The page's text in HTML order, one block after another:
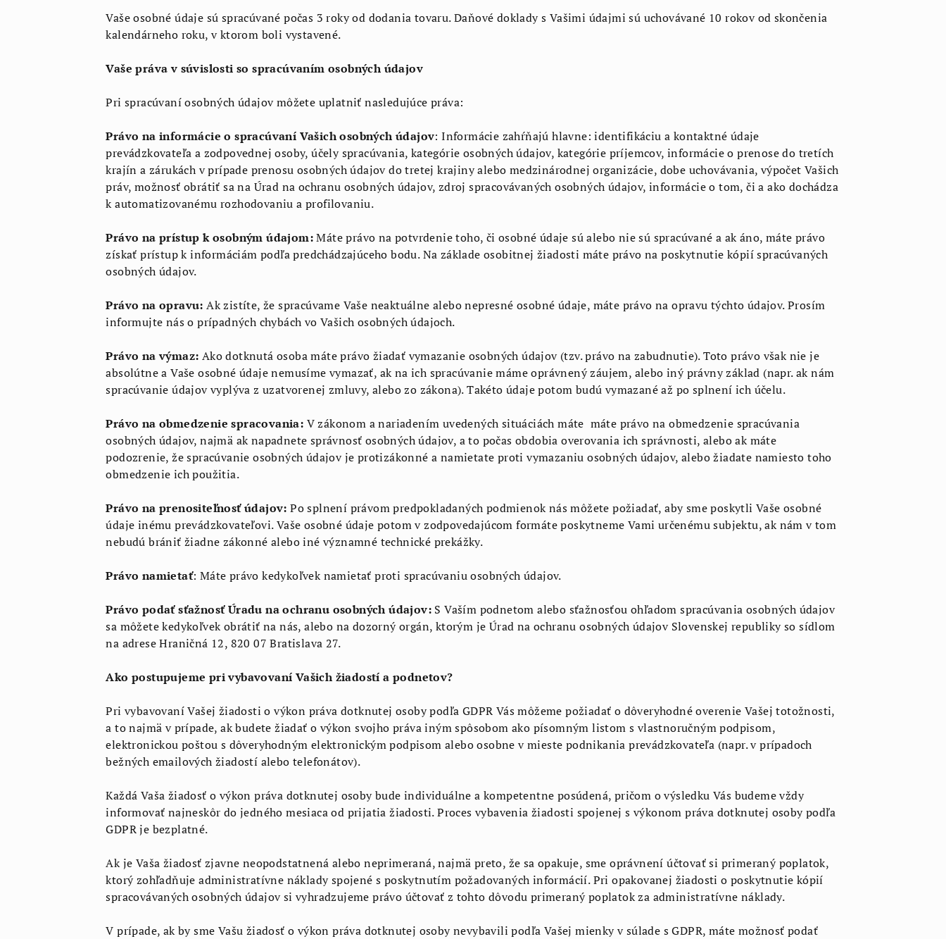
Vaše osobné údaje sú spracúvané počas 3 roky od dodania tovaru. Daňové doklady s Vašimi údajmi sú uchovávané 10 rokov od skončenia
kalendárneho roku, v ktorom boli vystavené.
Vaše práva v súvislosti so spracúvaním osobných údajov
Pri spracúvaní osobných údajov môžete uplatniť nasledujúce práva:
Právo na informácie o spracúvaní Vašich osobných údajov: Informácie zahŕňajú hlavne: identifikáciu a kontaktné údaje
prevádzkovateľa a zodpovednej osoby, účely spracúvania, kategórie osobných údajov, kategórie príjemcov, informácie o prenose do tretích
krajín a zárukách v prípade prenosu osobných údajov do tretej krajiny alebo medzinárodnej organizácie, dobe uchovávania, výpočet Vašich
práv, možnosť obrátiť sa na Úrad na ochranu osobných údajov, zdroj spracovávaných osobných údajov, informácie o tom, či a ako dochádza
k automatizovanému rozhodovaniu a profilovaniu.
Právo na prístup k osobným údajom:Máte právo na potvrdenie toho, či osobné údaje sú alebo nie sú spracúvané a ak áno, máte právo
získať prístup k informáciám podľa predchádzajúceho bodu. Na základe osobitnej žiadosti máte právo na poskytnutie kópií spracúvaných
osobných údajov.
Právo na opravu: Ak zistíte, že spracúvame Vaše neaktuálne alebo nepresné osobné údaje, máte právo na opravu týchto údajov. Prosím
informujte nás o prípadných chybách vo Vašich osobných údajoch.
Právo na výmaz: Ako dotknutá osoba máte právo žiadať vymazanie osobných údajov (tzv. právo na zabudnutie). Toto právo však nie je
absolútne a Vaše osobné údaje nemusíme vymazať, ak na ich spracúvanie máme oprávnený záujem, alebo iný právny základ (napr. ak nám
spracúvanie údajov vyplýva z uzatvorenej zmluvy, alebo zo zákona). Takéto údaje potom budú vymazané až po splnení ich účelu.
Právo na obmedzenie spracovania: V zákonom a nariadením uvedených situáciách máte máte právo na obmedzenie spracúvania
osobných údajov, najmä ak napadnete správnosť osobných údajov, a to počas obdobia overovania ich správnosti, alebo ak máte
podozrenie, že spracúvanie osobných údajov je protizákonné a namietate proti vymazaniu osobných údajov, alebo žiadate namiesto toho
obmedzenie ich použitia.
Právo na prenositeľnosť údajov: Po splnení právom predpokladaných podmienok nás môžete požiadať, aby sme poskytli Vaše osobné
údaje inému prevádzkovateľovi. Vaše osobné údaje potom v zodpovedajúcom formáte poskytneme Vami určenému subjektu, ak nám v tom
nebudú brániť žiadne zákonné alebo iné významné technické prekážky.
Právo namietať: Máte právo kedykoľvek namietať proti spracúvaniu osobných údajov.
Právo podať sťažnosť Úradu na ochranu osobných údajov: S Vaším podnetom alebo sťažnosťou ohľadom spracúvania osobných údajov
sa môžete kedykoľvek obrátiť na nás, alebo na dozorný orgán, ktorým je Úrad na ochranu osobných údajov Slovenskej republiky so sídlom
na adrese Hraničná 12, 820 07 Bratislava 27.
Ako postupujeme pri vybavovaní Vašich žiadostí a podnetov?
Pri vybavovaní Vašej žiadosti o výkon práva dotknutej osoby podľa GDPR Vás môžeme požiadať o dôveryhodné overenie Vašej totožnosti,
a to najmä v prípade, ak budete žiadať o výkon svojho práva iným spôsobom ako písomným listom s vlastnoručným podpisom,
elektronickou poštou s dôveryhodným elektronickým podpisom alebo osobne v mieste podnikania prevádzkovateľa (napr. v prípadoch
bežných emailových žiadostí alebo telefonátov).
Každá Vaša žiadosť o výkon práva dotknutej osoby bude individuálne a kompetentne posúdená, pričom o výsledku Vás budeme vždy
informovať najneskôr do jedného mesiaca od prijatia žiadosti. Proces vybavenia žiadosti spojenej s výkonom práva dotknutej osoby podľa
GDPR je bezplatné.
Ak je Vaša žiadosť zjavne neopodstatnená alebo neprimeraná, najmä preto, že sa opakuje, sme oprávnení účtovať si primeraný poplatok,
ktorý zohľadňuje administratívne náklady spojené s poskytnutím požadovaných informácií. Pri opakovanej žiadosti o poskytnutie kópií
spracovávaných osobných údajov si vyhradzujeme právo účtovať z tohto dôvodu primeraný poplatok za administratívne náklady.
V prípade, ak by sme Vašu žiadosť o výkon práva dotknutej osoby nevybavili podľa Vašej mienky v súlade s GDPR, máte možnosť podať